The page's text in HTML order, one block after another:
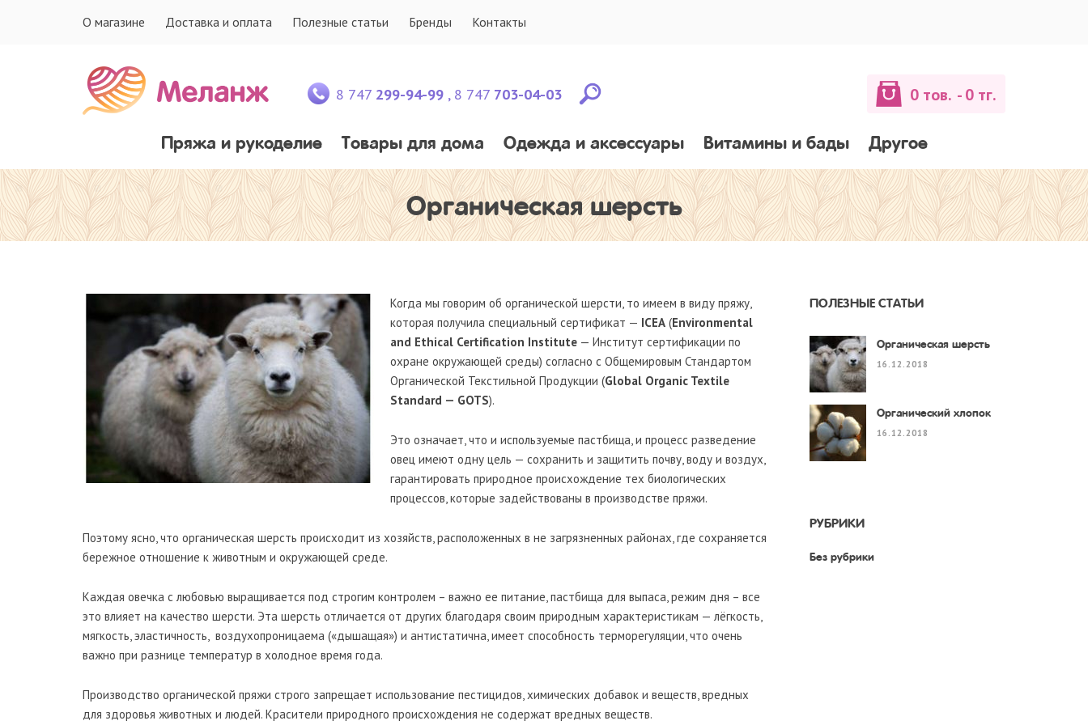
О магазине Доставка и оплата Полезные статьи Бренды Контакты
0 тов. - 0 тг.
8 747 299-94-99 , 8 747 703-04-03
Пряжа и рукоделие Товары для дома Одежда и аксессуары Витамины и бады Другое
Органическая шерсть
Когда мы говорим об органической шерсти, то имеем в виду пряжу,
которая получила специальный сертификат — ICEA (Environmental
and Ethical Certification Institute — Институт сертификации по
охране окружающей среды) согласно с Общемировым Стандартом
Органической Текстильной Продукции (Global Organic Textile
Standard — GOTS).
Это означает, что и используемые пастбища, и процесс разведение
овец имеют одну цель — сохранить и защитить почву, воду и воздух,
гарантировать природное происхождение тех биологических
процессов, которые задействованы в производстве пряжи.
Поэтому ясно, что органическая шерсть происходит из хозяйств, расположенных в не загрязненных районах, где сохраняется
бережное отношение к животным и окружающей среде.
Каждая овечка с любовью выращивается под строгим контролем – важно ее питание, пастбища для выпаса, режим дня – все
это влияет на качество шерсти. Эта шерсть отличается от других благодаря своим природным характеристикам — лёгкость,
мягкость, эластичность, воздухопроницаема («дышащая») и антистатична, имеет способность терморегуляции, что очень
важно при разнице температур в холодное время года.
Производство органической пряжи строго запрещает использование пестицидов, химических добавок и веществ, вредных
для здоровья животных и людей. Красители природного происхождения не содержат вредных веществ.
ПОЛЕЗНЫЕ СТАТЬИ
Органическая шерсть
16.12.2018
Органический хлопок
16.12.2018
РУБРИКИ
Без рубрики